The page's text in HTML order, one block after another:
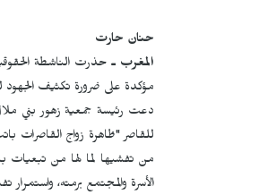
حنان حارت
المغرب ـحذرت الناشطة
مؤكدة على ضرورة تكثيف الجهود
دعت رئيسة جمعية زهور بني
للقاصر "ظاهرة زواج القاصرات
من تفشيها لما لها من تبعيات
الأسرة والمجتمع برمته،